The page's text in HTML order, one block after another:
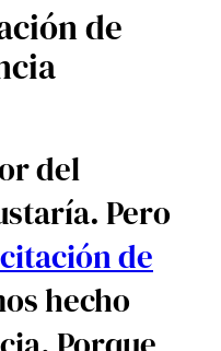
de
del
Pero
de
hecho